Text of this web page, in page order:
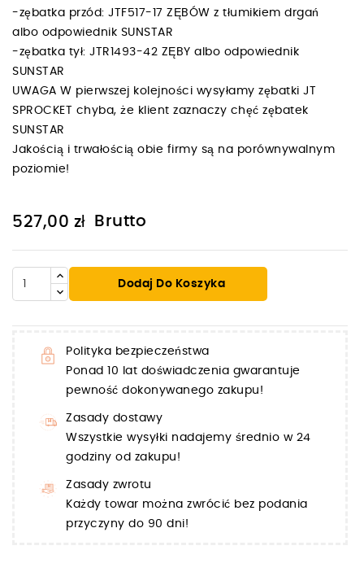
-zębatka przód: JTF517-17 ZĘBÓW z tłumikiem drgań
albo odpowiednik SUNSTAR
-zębatka tył: JTR1493-42 ZĘBY albo odpowiednik
SUNSTAR
UWAGA W pierwszej kolejności wysyłamy zębatki JT
SPROCKET chyba, że klient zaznaczy chęć zębatek
SUNSTAR
Jakością i trwałością obie firmy są na porównywalnym
poziomie!
527,00 zł Brutto
Dodaj Do Koszyka
Polityka bezpieczeństwa
Ponad 10 lat doświadczenia gwarantuje
pewność dokonywanego zakupu!
Zasady dostawy
Wszystkie wysyłki nadajemy średnio w 24
godziny od zakupu!
Zasady zwrotu
Każdy towar można zwrócić bez podania
przyczyny do 90 dni!